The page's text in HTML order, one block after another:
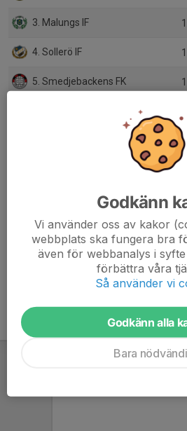
3. Malungs IF
4. Sollerö IF
5. Smedjebackens FK
18
9. Gustafs GoIF
10. Säters IF FK
11. Falu BS FK
Godkänn
Vi använder oss av kakor
webbplats ska fungera bra
även för webbanalys i
förbättra våra
Så använder vi
Godkänn alla
Bara